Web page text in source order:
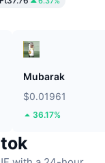
Mubarak
$0.01961
36.17%